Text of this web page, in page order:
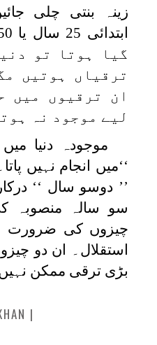
زینہ بنتی چلی
گیا ہوتا تو
ترقیاں ہوتیں
ان ترقیوں میں
لیے موجود نہ
موجودہ دنیا
‘‘میں انجام نہیں
’’ دوسو سال ‘‘
سو سالہ منصوبہ
چیزوں کی ضرورت
استقلال۔ ان دو
بڑی ترقی ممکن